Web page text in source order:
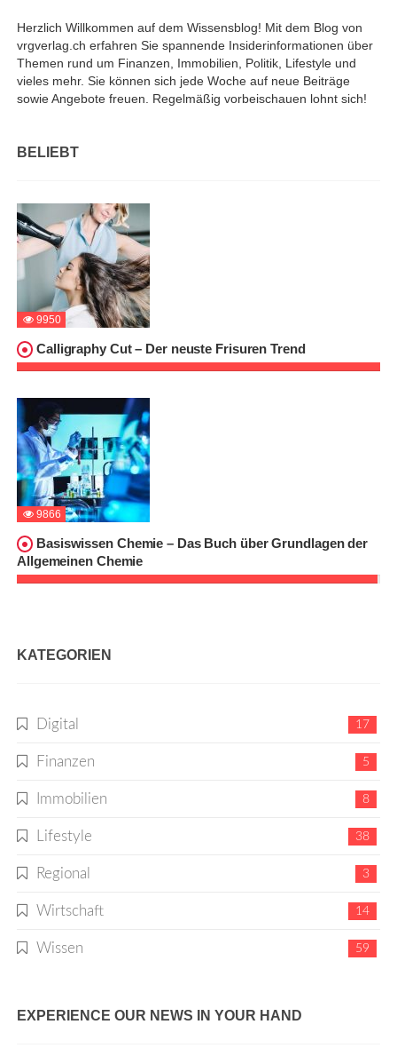
Herzlich Willkommen auf dem Wissensblog! Mit dem Blog von
vrgverlag.ch erfahren Sie spannende Insiderinformationen über
Themen rund um Finanzen, Immobilien, Politik, Lifestyle und
vieles mehr. Sie können sich jede Woche auf neue Beiträge
sowie Angebote freuen. Regelmäßig vorbeischauen lohnt sich!
BELIEBT
9950
Calligraphy Cut – Der neuste Frisuren Trend
9866
Basiswissen Chemie – Das Buch über Grundlagen der
Allgemeinen Chemie
KATEGORIEN
Digital 17
Finanzen 5
Immobilien 8
Lifestyle 38
Regional 3
Wirtschaft 14
Wissen 59
EXPERIENCE OUR NEWS IN YOUR HAND